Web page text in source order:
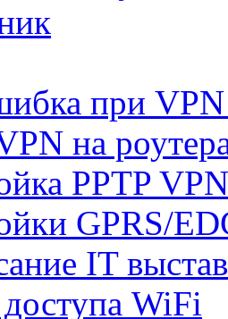
при
на
PPTP
GPRS/
IT
WiFi